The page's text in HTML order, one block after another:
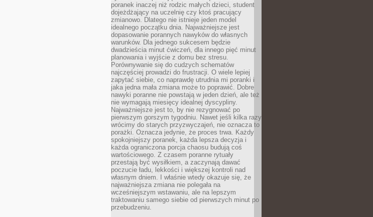
poranek inaczej niż rodzic małych dzieci, student
dojeżdżający na uczelnię czy ktoś pracujący
zmianowo. Dlatego nie istnieje jeden model
idealnego początku dnia. Najważniejsze jest
dopasowanie porannych nawyków do własnych
warunków. Dla jednego sukcesem będzie
dwadzieścia minut ćwiczeń, dla innego pięć minut
planowania i wyjście z domu bez stresu.
Porównywanie się do cudzych schematów
najczęściej prowadzi do frustracji. O wiele lepiej
zapytać siebie, co naprawdę utrudnia mi poranki i
jaka jedna mała zmiana może to poprawić. Dobre
nawyki poranne nie powstają w jeden dzień, ale też
nie wymagają miesięcy idealnej dyscypliny.
Najważniejsze jest to, by nie rezygnować po
pierwszym gorszym tygodniu. Nawet jeśli kilka razy
wrócimy do starych przyzwyczajeń, nie oznacza to
porażki. Oznacza jedynie, że proces trwa. Każdy
spokojniejszy poranek, każda lepsza decyzja i
każda ograniczona porcja chaosu budują coś
wartościowego. Z czasem poranne rytuały
przestają być wysiłkiem, a zaczynają dawać
poczucie ładu, lekkości i większej kontroli nad
własnym dniem. I właśnie wtedy okazuje się, że
najważniejsza zmiana nie polegała na
wcześniejszym wstawaniu, ale na lepszym
traktowaniu samego siebie od pierwszych minut po
przebudzeniu.